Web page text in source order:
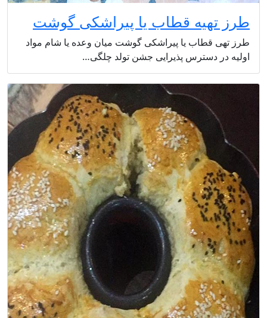
طرز تهیه قطاب یا پیراشکی گوشت
طرز تهی قطاب یا پیراشکی گوشت میان وعده یا شام مواد
اولیه در دسترس پذیرایی جشن تولد چلگی…